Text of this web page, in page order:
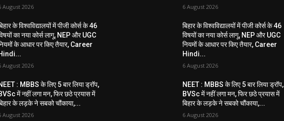
August 2026
के विश्वविद्यालयों में पीजी कोर्स के 46
का नया कोर्स लागू, NEP और UGC
के आधार पर किए तैयार, Career
August 2026
: MBBS के लिए 5 बार लिया ड्रॉप,
में नहीं लगा मन, फिर छठे प्रयास में
के लड़के ने सबको चौंकाया,...
August 2026
6 August 2026
बिहार के विश्वविद्यालयों में पीजी कोर्स के 46
विषयों का नया कोर्स लागू, NEP और UGC
नियमों के आधार पर किए तैयार, Career
Hindi...
6 August 2026
NEET : MBBS के लिए 5 बार लिया ड्रॉप,
BVSc में नहीं लगा मन, फिर छठे प्रयास में
बिहार के लड़के ने सबको चौंकाया,...
6 August 2026